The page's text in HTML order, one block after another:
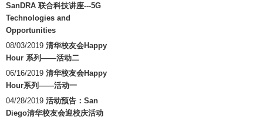
SanDRA 联合科技讲座---5G
Technologies and
Opportunities
08/03/2019 清华校友会Happy
Hour 系列——活动二
06/16/2019 清华校友会Happy
Hour系列——活动一
04/28/2019 活动预告：San
Diego清华校友会迎校庆活动